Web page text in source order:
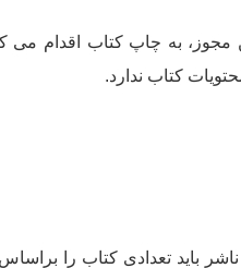
به چاپ کتاب اقدام می
کتاب ندارد.
باید تعدادی کتاب را